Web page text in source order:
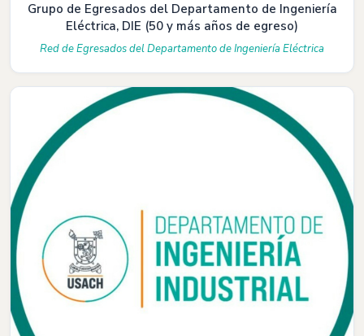
Grupo de Egresados del Departamento de Ingeniería
Eléctrica, DIE (50 y más años de egreso)
Red de Egresados del Departamento de Ingeniería Eléctrica